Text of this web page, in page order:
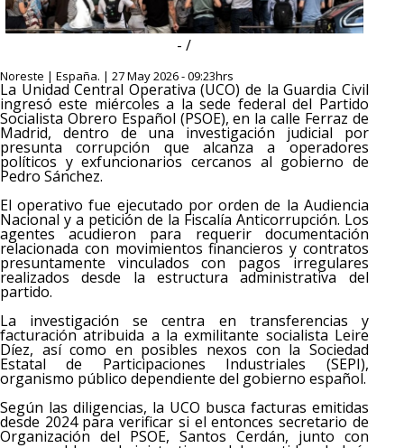
- /
Noreste | España. | 27 May 2026 - 09:23hrs
La Unidad Central Operativa (UCO) de la Guardia Civil
ingresó este miércoles a la sede federal del Partido
Socialista Obrero Español (PSOE), en la calle Ferraz de
Madrid, dentro de una investigación judicial por
presunta corrupción que alcanza a operadores
políticos y exfuncionarios cercanos al gobierno de
Pedro Sánchez.
El operativo fue ejecutado por orden de la Audiencia
Nacional y a petición de la Fiscalía Anticorrupción. Los
agentes acudieron para requerir documentación
relacionada con movimientos financieros y contratos
presuntamente vinculados con pagos irregulares
realizados desde la estructura administrativa del
partido.
La investigación se centra en transferencias y
facturación atribuida a la exmilitante socialista Leire
Díez, así como en posibles nexos con la Sociedad
Estatal de Participaciones Industriales (SEPI),
organismo público dependiente del gobierno español.
Según las diligencias, la UCO busca facturas emitidas
desde 2024 para verificar si el entonces secretario de
Organización del PSOE, Santos Cerdán, junto con